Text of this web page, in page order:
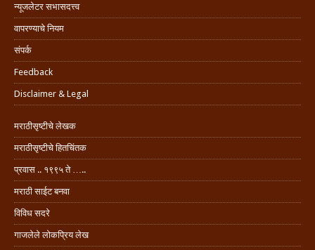
न्यूजलेटर सभासदत्त्व
वापरण्याचे नियम
संपर्क
Feedback
Disclaimer & Legal
मराठीसृष्टीचे लेखक
मराठीसृष्टीचे हितचिंतक
प्रवास .. १९९५ ते …..
मराठी साईट बनवा
विविध सदरे
गाजलेले लोकप्रिय लेख